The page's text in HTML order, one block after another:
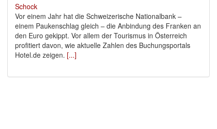
Vor einem Jahr hat die Schweizerische Nationalbank –
einem Paukenschlag gleich – die Anbindung des Franken an
den Euro gekippt. Vor allem der Tourismus in Österreich
profitiert davon, wie aktuelle Zahlen des Buchungsportals
Hotel.de zeigen. [...]